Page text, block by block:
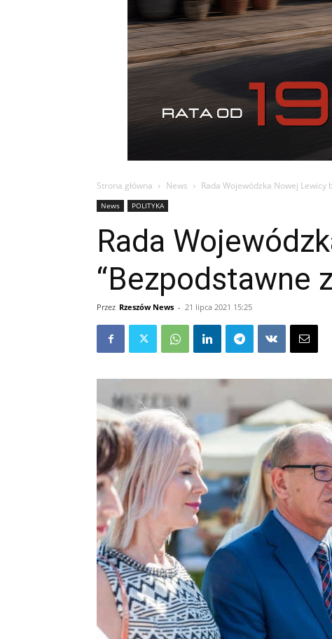
Strona główna News Rada Wojewódzka Nowej Lewicy
News POLITYKA
Rada
“Bezpodstawne
Przez Rzeszów News - 21 lipca 2021 15:25